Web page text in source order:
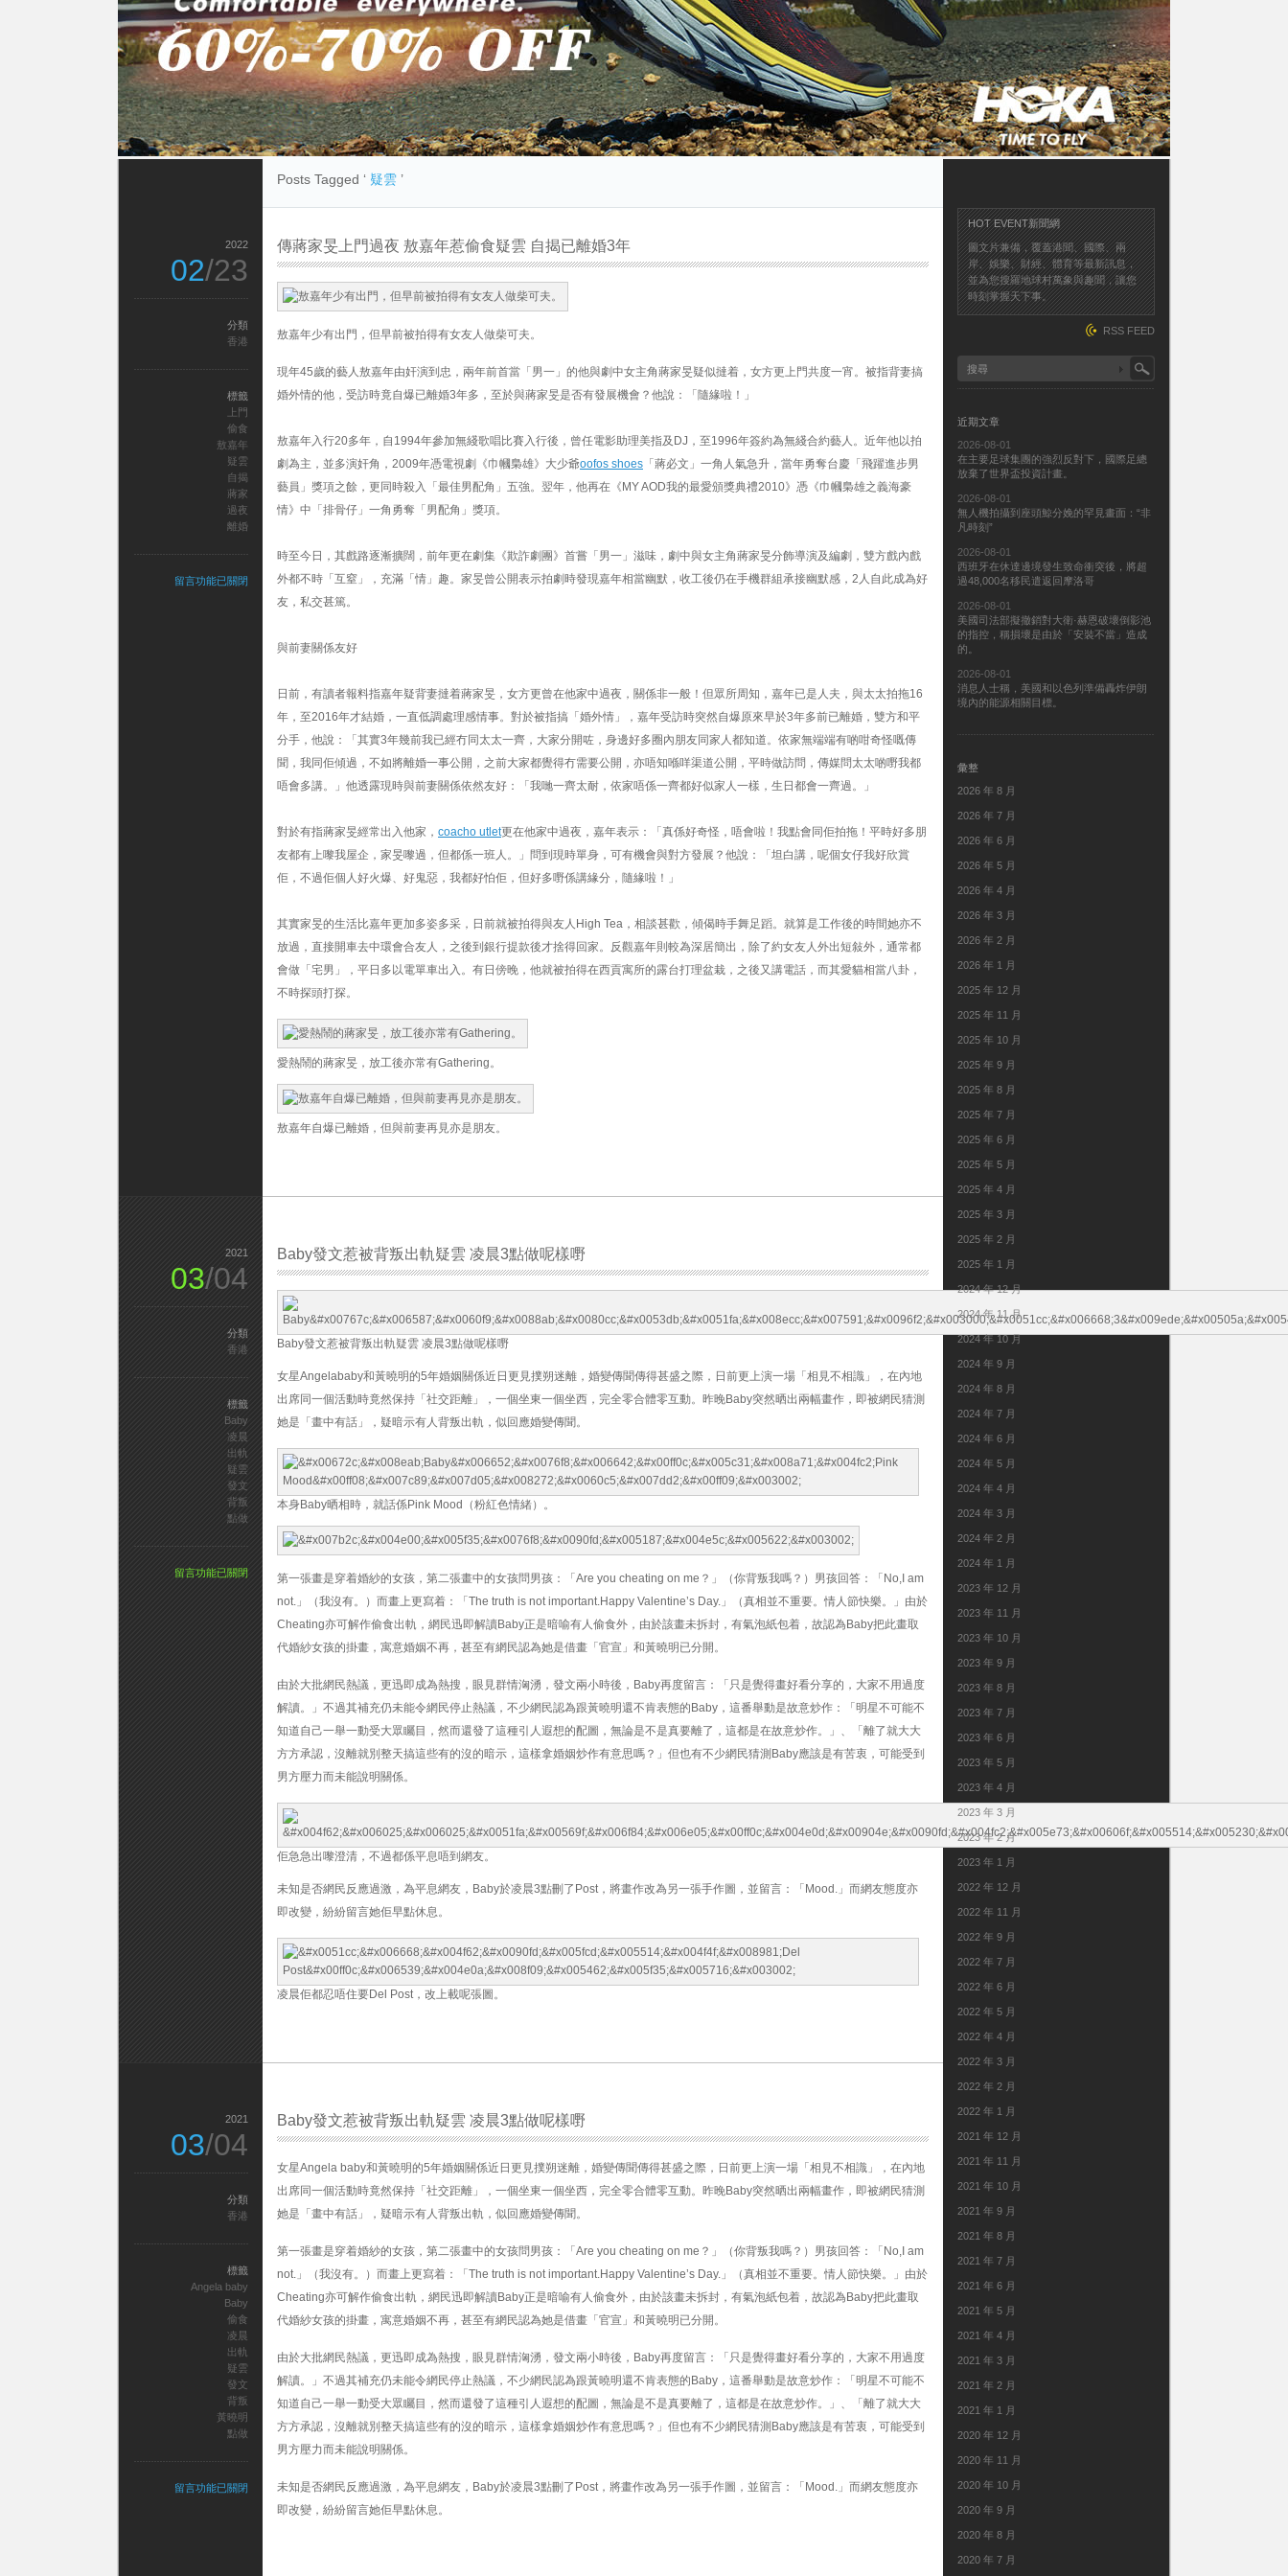
Posts Tagged ‘ 疑雲 ’
傳蔣家旻上門過夜 敖嘉年惹偷食疑雲 自揭已離婚3年
敖嘉年少有出門，但早前被拍得有女友人做柴可夫。
現年45歲的藝人敖嘉年由奸演到忠，兩年前首當「男一」的他與劇中女主角蔣家旻疑似撻着，女方更上門共度一宵。被指背妻搞
婚外情的他，受訪時竟自爆已離婚3年多，至於與蔣家旻是否有發展機會？他說：「隨緣啦！」
敖嘉年入行20多年，自1994年參加無綫歌唱比賽入行後，曾任電影助理美指及DJ，至1996年簽約為無綫合約藝人。近年他以拍
劇為主，並多演奸角，2009年憑電視劇《巾幗梟雄》大少爺oofos shoes 「蔣必文」一角人氣急升，當年勇奪台慶「飛躍進步男
藝員」獎項之餘，更同時殺入「最佳男配角」五強。翌年，他再在《MY AOD我的最愛頒獎典禮2010》憑《巾幗梟雄之義海豪
情》中「排骨仔」一角勇奪「男配角」獎項。
時至今日，其戲路逐漸擴闊，前年更在劇集《欺詐劇團》首嘗「男一」滋味，劇中與女主角蔣家旻分飾導演及編劇，雙方戲內戲
外都不時「互窒」，充滿「情」趣。家旻曾公開表示拍劇時發現嘉年相當幽默，收工後仍在手機群組承接幽默感，2人自此成為好
友，私交甚篤。
與前妻關係友好
日前，有讀者報料指嘉年疑背妻撻着蔣家旻，女方更曾在他家中過夜，關係非一般！但眾所周知，嘉年已是人夫，與太太拍拖16
年，至2016年才結婚，一直低調處理感情事。對於被指搞「婚外情」，嘉年受訪時突然自爆原來早於3年多前已離婚，雙方和平
分手，他說：「其實3年幾前我已經冇同太太一齊，大家分開咗，身邊好多圈內朋友同家人都知道。依家無端端有啲咁奇怪嘅傳
聞，我同佢傾過，不如將離婚一事公開，之前大家都覺得冇需要公開，亦唔知喺咩渠道公開，平時做訪問，傳媒問太太啲嘢我都
唔會多講。」他透露現時與前妻關係依然友好：「我哋一齊太耐，依家唔係一齊都好似家人一樣，生日都會一齊過。」
對於有指蔣家旻經常出入他家， coacho utlet更在他家中過夜，嘉年表示：「真係好奇怪，唔會啦！我點會同佢拍拖！平時好多朋
友都有上嚟我屋企，家旻嚟過，但都係一班人。」問到現時單身，可有機會與對方發展？他說：「坦白講，呢個女仔我好欣賞
佢，不過佢個人好火爆、好鬼惡，我都好怕佢，但好多嘢係講緣分，隨緣啦！」
其實家旻的生活比嘉年更加多姿多采，日前就被拍得與友人High Tea，相談甚歡，傾偈時手舞足蹈。就算是工作後的時間她亦不
放過，直接開車去中環會合友人，之後到銀行提款後才捨得回家。反觀嘉年則較為深居簡出，除了約女友人外出短敍外，通常都
會做「宅男」，平日多以電單車出入。有日傍晚，他就被拍得在西貢寓所的露台打理盆栽，之後又講電話，而其愛貓相當八卦，
不時探頭打探。
愛熱鬧的蔣家旻，放工後亦常有Gathering。
敖嘉年自爆已離婚，但與前妻再見亦是朋友。
2022
02/23
分類
香港
標籤
上門
偷食
敖嘉年
疑雲
自揭
蔣家
過夜
離婚
在
留言功能已關閉
Baby發文惹被背叛出軌疑雲 凌晨3點做呢樣嘢
Baby發文惹被背叛出軌疑雲 凌晨3點做呢樣嘢
女星Angelababy和黃曉明的5年婚姻關係近日更見撲朔迷離，婚變傳聞傳得甚盛之際，日前更上演一場「相見不相識」，在內地
出席同一個活動時竟然保持「社交距離」，一個坐東一個坐西，完全零合體零互動。昨晚Baby突然晒出兩幅畫作，即被網民猜測
她是「畫中有話」，疑暗示有人背叛出軌，似回應婚變傳聞。
本身Baby晒相時，就話係Pink Mood（粉紅色情緒）。
第一張畫是穿着婚紗的女孩，第二張畫中的女孩問男孩：「Are you cheating on me？」（你背叛我嗎？）男孩回答：「No,I am
not.」（我沒有。）而畫上更寫着：「The truth is not important.Happy Valentine’s Day.」（真相並不重要。情人節快樂。」由於
Cheating亦可解作偷食出軌，網民迅即解讀Baby正是暗喻有人偷食外，由於該畫未拆封，有氣泡紙包着，故認為Baby把此畫取
代婚紗女孩的掛畫，寓意婚姻不再，甚至有網民認為她是借畫「官宣」和黃曉明已分開。
由於大批網民熱議，更迅即成為熱搜，眼見群情洶湧，發文兩小時後，Baby再度留言：「只是覺得畫好看分享的，大家不用過度
解讀。」不過其補充仍未能令網民停止熱議，不少網民認為跟黃曉明還不肯表態的Baby，這番舉動是故意炒作：「明星不可能不
知道自己一舉一動受大眾矚目，然而還發了這種引人遐想的配圖，無論是不是真要離了，這都是在故意炒作。」、「離了就大大
方方承認，沒離就別整天搞這些有的沒的暗示，這樣拿婚姻炒作有意思嗎？」但也有不少網民猜測Baby應該是有苦衷，可能受到
男方壓力而未能說明關係。
佢急急出嚟澄清，不過都係平息唔到網友。
未知是否網民反應過激，為平息網友，Baby於凌晨3點刪了Post，將畫作改為另一張手作圖，並留言：「Mood.」而網友態度亦
即改變，紛紛留言她佢早點休息。
凌晨佢都忍唔住要Del Post，改上載呢張圖。
2021
03/04
分類
香港
標籤
Baby
凌晨
出軌
疑雲
發文
背叛
點做
在
留言功能已關閉
Baby發文惹被背叛出軌疑雲 凌晨3點做呢樣嘢
女星Angela baby和黃曉明的5年婚姻關係近日更見撲朔迷離，婚變傳聞傳得甚盛之際，日前更上演一場「相見不相識」，在內地
出席同一個活動時竟然保持「社交距離」，一個坐東一個坐西，完全零合體零互動。昨晚Baby突然晒出兩幅畫作，即被網民猜測
她是「畫中有話」，疑暗示有人背叛出軌，似回應婚變傳聞。
第一張畫是穿着婚紗的女孩，第二張畫中的女孩問男孩：「Are you cheating on me？」（你背叛我嗎？）男孩回答：「No,I am
not.」（我沒有。）而畫上更寫着：「The truth is not important.Happy Valentine’s Day.」（真相並不重要。情人節快樂。」由於
Cheating亦可解作偷食出軌，網民迅即解讀Baby正是暗喻有人偷食外，由於該畫未拆封，有氣泡紙包着，故認為Baby把此畫取
代婚紗女孩的掛畫，寓意婚姻不再，甚至有網民認為她是借畫「官宣」和黃曉明已分開。
由於大批網民熱議，更迅即成為熱搜，眼見群情洶湧，發文兩小時後，Baby再度留言：「只是覺得畫好看分享的，大家不用過度
解讀。」不過其補充仍未能令網民停止熱議，不少網民認為跟黃曉明還不肯表態的Baby，這番舉動是故意炒作：「明星不可能不
知道自己一舉一動受大眾矚目，然而還發了這種引人遐想的配圖，無論是不是真要離了，這都是在故意炒作。」、「離了就大大
方方承認，沒離就別整天搞這些有的沒的暗示，這樣拿婚姻炒作有意思嗎？」但也有不少網民猜測Baby應該是有苦衷，可能受到
男方壓力而未能說明關係。
未知是否網民反應過激，為平息網友，Baby於凌晨3點刪了Post，將畫作改為另一張手作圖，並留言：「Mood.」而網友態度亦
即改變，紛紛留言她佢早點休息。
2021
03/04
分類
香港
標籤
Angela baby
Baby
偷食
凌晨
出軌
疑雲
發文
背叛
黃曉明
點做
在
留言功能已關閉
HOT EVENT新聞網
圖文片兼備，覆蓋港聞、國際、兩
岸、娛樂、財經、體育等最新訊息，
並為您搜羅地球村萬象與趣聞，讓您
時刻掌握天下事。
RSS FEED
近期文章
2026-08-01
在主要足球集團的強烈反對下，國際足總
放棄了世界盃投資計畫。
2026-08-01
無人機拍攝到座頭鯨分娩的罕見畫面：“非
凡時刻”
2026-08-01
西班牙在休達邊境發生致命衝突後，將超
過48,000名移民遣返回摩洛哥
2026-08-01
美國司法部擬撤銷對大衛·赫恩破壞倒影池
的指控，稱損壞是由於「安裝不當」造成
的。
2026-08-01
消息人士稱，美國和以色列準備轟炸伊朗
境內的能源相關目標。
彙整
2026 年 8 月
2026 年 7 月
2026 年 6 月
2026 年 5 月
2026 年 4 月
2026 年 3 月
2026 年 2 月
2026 年 1 月
2025 年 12 月
2025 年 11 月
2025 年 10 月
2025 年 9 月
2025 年 8 月
2025 年 7 月
2025 年 6 月
2025 年 5 月
2025 年 4 月
2025 年 3 月
2025 年 2 月
2025 年 1 月
2024 年 12 月
2024 年 11 月
2024 年 10 月
2024 年 9 月
2024 年 8 月
2024 年 7 月
2024 年 6 月
2024 年 5 月
2024 年 4 月
2024 年 3 月
2024 年 2 月
2024 年 1 月
2023 年 12 月
2023 年 11 月
2023 年 10 月
2023 年 9 月
2023 年 8 月
2023 年 7 月
2023 年 6 月
2023 年 5 月
2023 年 4 月
2023 年 3 月
2023 年 2 月
2023 年 1 月
2022 年 12 月
2022 年 11 月
2022 年 9 月
2022 年 7 月
2022 年 6 月
2022 年 5 月
2022 年 4 月
2022 年 3 月
2022 年 2 月
2022 年 1 月
2021 年 12 月
2021 年 11 月
2021 年 10 月
2021 年 9 月
2021 年 8 月
2021 年 7 月
2021 年 6 月
2021 年 5 月
2021 年 4 月
2021 年 3 月
2021 年 2 月
2021 年 1 月
2020 年 12 月
2020 年 11 月
2020 年 10 月
2020 年 9 月
2020 年 8 月
2020 年 7 月